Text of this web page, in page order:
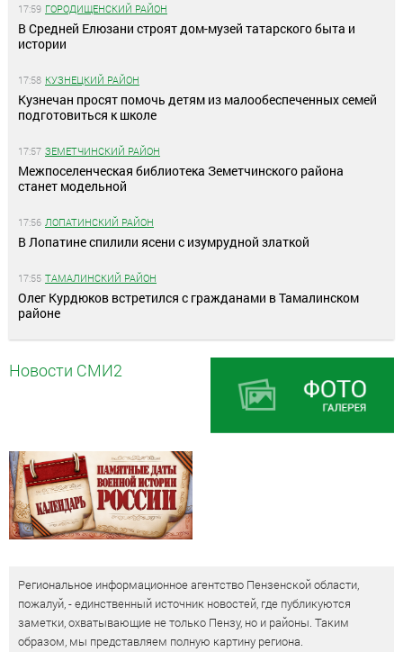
17:59 ГОРОДИЩЕНСКИЙ РАЙОН
В Средней Елюзани строят дом-музей татарского быта и
истории
17:58 КУЗНЕЦКИЙ РАЙОН
Кузнечан просят помочь детям из малообеспеченных семей
подготовиться к школе
17:57 ЗЕМЕТЧИНСКИЙ РАЙОН
Межпоселенческая библиотека Земетчинского района
станет модельной
17:56 ЛОПАТИНСКИЙ РАЙОН
В Лопатине спилили ясени с изумрудной златкой
17:55 ТАМАЛИНСКИЙ РАЙОН
Олег Курдюков встретился с гражданами в Тамалинском
районе
Новости СМИ2
Региональное информационное агентство Пензенской области,
пожалуй, - единственный источник новостей, где публикуются
заметки, охватывающие не только Пензу, но и районы. Таким
образом, мы представляем полную картину региона.